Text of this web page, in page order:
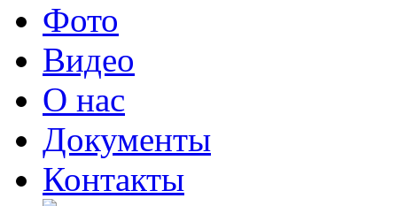
Фото
Видео
О нас
Документы
Контакты